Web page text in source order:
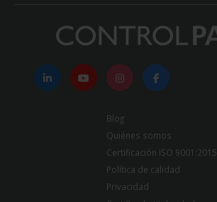
Blog
Quiénes somos
Certificación ISO 9001:2015
Política de calidad
Privacidad